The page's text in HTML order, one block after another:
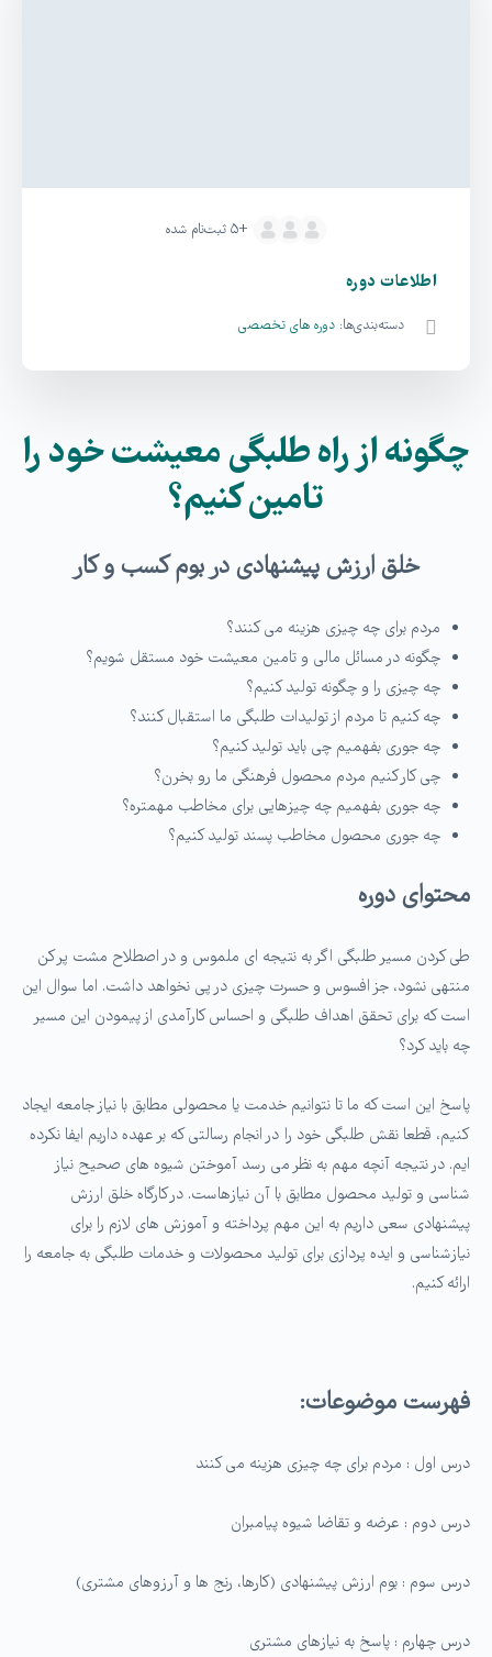
چگونه از راه طلبگی معیشت خود را
تامین کنیم؟
خلق ارزش پیشنهادی در بوم کسب و کار
مردم برای چه چیزی هزینه می کنند؟
چگونه در مسائل مالی و تامین معیشت خود مستقل شویم؟
چه چیزی را و چگونه تولید کنیم؟
چه کنیم تا مردم از تولیدات طلبگی ما استقبال کنند؟
چه جوری بفهمیم چی باید تولید کنیم؟
چی کار کنیم مردم محصول فرهنگی ما رو بخرن؟
چه جوری بفهمیم چه چیزهایی برای مخاطب مهمتره؟
چه جوری محصول مخاطب پسند تولید کنیم؟
محتوای دوره
طی کردن مسیر طلبگی اگر به نتیجه ای ملموس و در اصطلاح مشت پر کن
منتهی نشود، جز افسوس و حسرت چیزی در پی نخواهد داشت. اما سوال این
است که برای تحقق اهداف طلبگی و احساس کارآمدی از پیمودن این مسیر
چه باید کرد؟
پاسخ این است که ما تا نتوانیم خدمت یا محصولی مطابق با نیاز جامعه ایجاد
کنیم، قطعا نقش طلبگی خود را در انجام رسالتی که بر عهده داریم ایفا نکرده
ایم. در نتیجه آنچه مهم به نظر می رسد آموختن شیوه های صحیح نیاز
شناسی و تولید محصول مطابق با آن نیازهاست. در کارگاه خلق ارزش
پیشنهادی سعی داریم به این مهم پرداخته و آموزش های لازم را برای
نیازشناسی و ایده پردازی برای تولید محصولات و خدمات طلبگی به جامعه را
ارائه کنیم.
فهرست موضوعات:
درس اول : مردم برای چه چیزی هزینه می کنند
درس دوم : عرضه و تقاضا شیوه پیامبران
درس سوم : بوم ارزش پیشنهادی (کارها، رنج ها و آرزوهای مشتری)
درس چهارم : پاسخ به نیازهای مشتری
+۵ ثبت‌نام شده
اطلاعات دوره
دسته‌بندی‌ها: دوره های تخصصی